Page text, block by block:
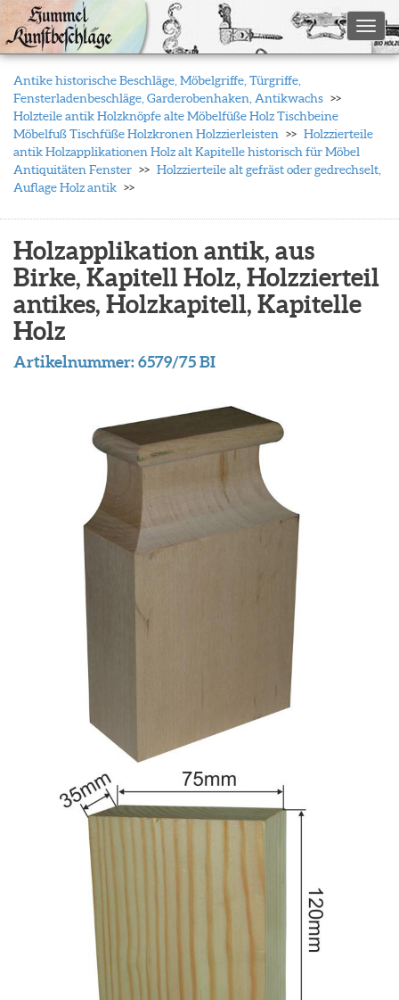
Antike historische Beschläge, Möbelgriffe, Türgriffe,
Fensterladenbeschläge, Garderobenhaken, Antikwachs
Holzteile antik Holzknöpfe alte Möbelfüße Holz Tischbeine
Möbelfuß Tischfüße Holzkronen Holzzierleisten
Holzzierteile
antik Holzapplikationen Holz alt Kapitelle historisch für Möbel
Antiquitäten Fenster
Holzzierteile alt gefräst oder gedrechselt,
Auflage Holz antik
Holzapplikation antik, aus
Birke, Kapitell Holz, Holzzierteil
antikes, Holzkapitell, Kapitelle
Holz
Artikelnummer:6579/75 BI